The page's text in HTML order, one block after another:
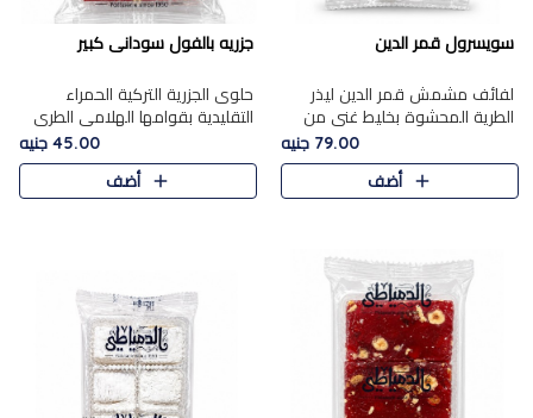
سويسرول قمر الدين
لفائف مشمش قمر الدين ليذر
الطرية المحشوة بخليط غني من
جوز الهند الأبيض والمكسرات
الفاخرة، يقدم المذاق الحلو
الطبيعي لقمر الدين و تجمع بين
79.00 جنيه
أضف
جزريه بالفول سودانى كبير
حلوى الجزرية التركية الحمراء
التقليدية بقوامها الهلامي الطري
ولونها الأحمر المميز، محشوة
بسخاء بالفول السوداني المحمص
لتمنحك توازنًا رائعًا ..
45.00 جنيه
أضف